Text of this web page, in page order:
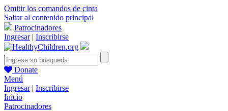
Omitir los comandos de cinta
Saltar al contenido principal
Patrocinadores
Ingresar| Inscribirse
Donate
Menú
Ingresar| Inscribirse
Inicio
Patrocinadores